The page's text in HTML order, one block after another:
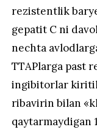
rezistentlik
gepatit C ni
nechta
TTAPlarga past
ingibitorlar
ribavirin bilan
qaytarmaydigan